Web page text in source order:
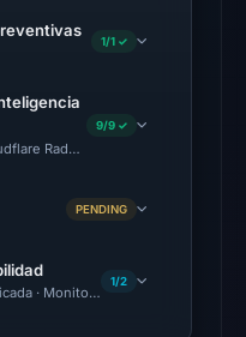
1/1 ✓
Radar Report · Web Archive
9/9 ✓
PENDING
· Monitoring Continues
1/2